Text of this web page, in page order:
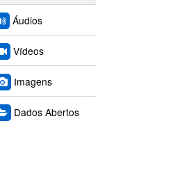
Áudios
Vídeos
Imagens
Dados Abertos